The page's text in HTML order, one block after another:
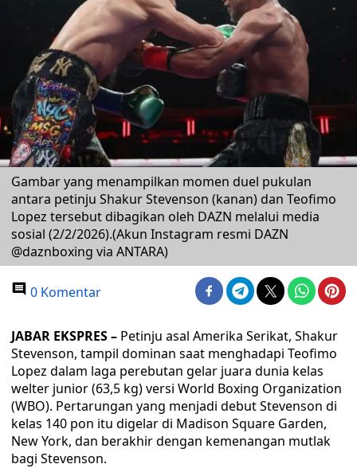
Gambar yang menampilkan momen duel pukulan
antara petinju Shakur Stevenson (kanan) dan Teofimo
Lopez tersebut dibagikan oleh DAZN melalui media
sosial (2/2/2026).(Akun Instagram resmi DAZN
@daznboxing via ANTARA)
0 Komentar
JABAR EKSPRES – Petinju asal Amerika Serikat, Shakur
Stevenson, tampil dominan saat menghadapi Teofimo
Lopez dalam laga perebutan gelar juara dunia kelas
welter junior (63,5 kg) versi World Boxing Organization
(WBO). Pertarungan yang menjadi debut Stevenson di
kelas 140 pon itu digelar di Madison Square Garden,
New York, dan berakhir dengan kemenangan mutlak
bagi Stevenson.